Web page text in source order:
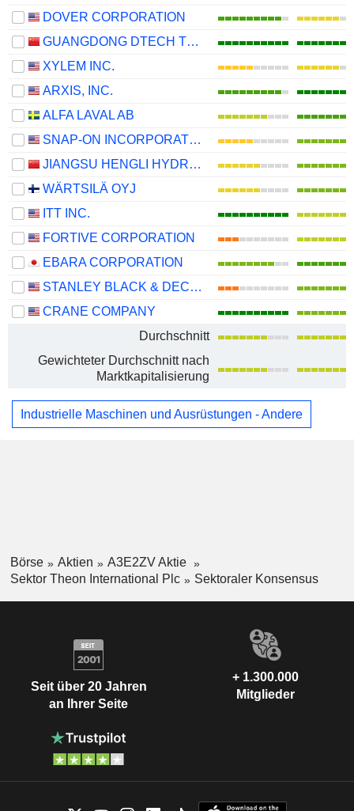
DOVER CORPORATION
GUANGDONG DTECH TECHNOLOGY CO., LTD.
XYLEM INC.
ARXIS, INC.
ALFA LAVAL AB
SNAP-ON INCORPORATED
JIANGSU HENGLI HYDRAULIC CO.,LTD
WÄRTSILÄ OYJ
ITT INC.
FORTIVE CORPORATION
EBARA CORPORATION
STANLEY BLACK & DECKER, INC.
CRANE COMPANY
Durchschnitt
Gewichteter Durchschnitt nach
Marktkapitalisierung
Industrielle Maschinen und Ausrüstungen - Andere
Börse Aktien
A3E2ZV Aktie
Sektor Theon International Plc
Sektoraler Konsensus
Seit über 20 Jahren
an Ihrer Seite
+ 1.300.000
Mitglieder